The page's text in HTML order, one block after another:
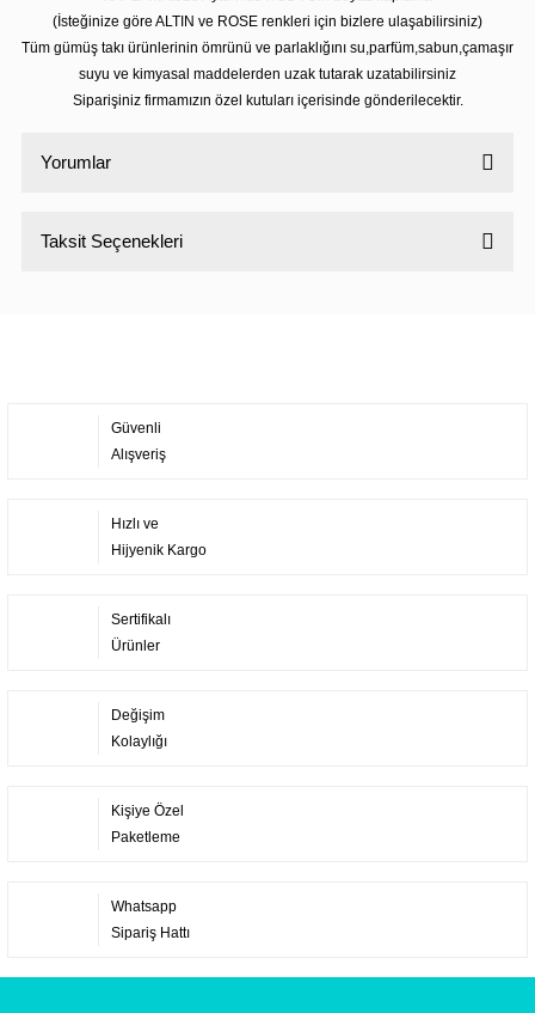
(İsteğinize göre ALTIN ve ROSE renkleri için bizlere ulaşabilirsiniz)
Tüm gümüş takı ürünlerinin ömrünü ve parlaklığını su,parfüm,sabun,çamaşır
suyu ve kimyasal maddelerden uzak tutarak uzatabilirsiniz
Siparişiniz firmamızın özel kutuları içerisinde gönderilecektir.
Yorumlar
Taksit Seçenekleri
Güvenli
Alışveriş
Hızlı ve
Hijyenik Kargo
Sertifikalı
Ürünler
Değişim
Kolaylığı
Kişiye Özel
Paketleme
Whatsapp
Sipariş Hattı